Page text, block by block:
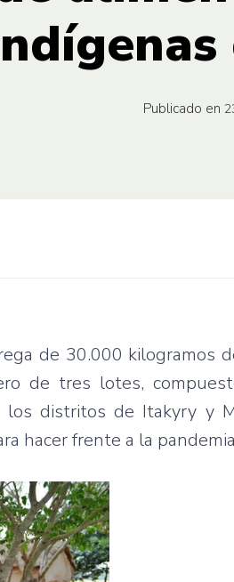
Publicado en
de 30.000 kilogramos
de tres lotes,
los distritos de Itakyry y
hacer frente a la